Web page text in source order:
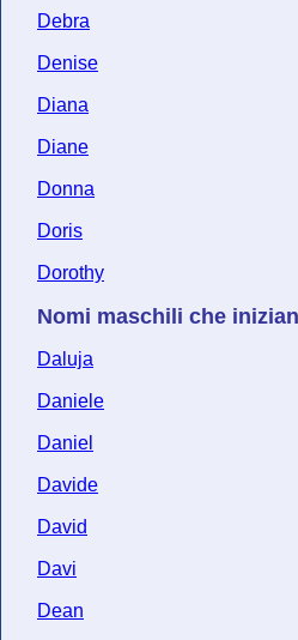
Debra
Denise
Diana
Diane
Donna
Doris
Dorothy
Nomi maschili che
Daluja
Daniele
Daniel
Davide
David
Davi
Dean